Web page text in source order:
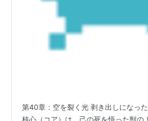
第40章：空を裂く光 剥き出しになっ